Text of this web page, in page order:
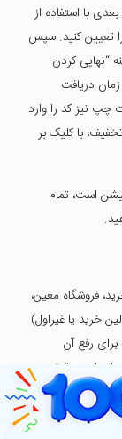
با استفاده از
تعیین کنید. سپس
“نهایی کردن
دریافت
نیز کد را وارد
با کلیک بر
است، تمام
فروشگاه معین،
یا غیراول)
رفع آن
رعایت دقیق
مربوط به اولین
با ایجاد حساب